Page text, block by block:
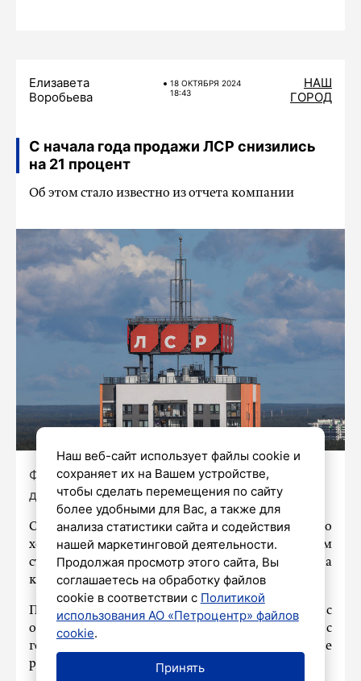
Елизавета
Воробьева
18 ОКТЯБРЯ 2024
18:43
НАШ
ГОРОД
С начала года продажи ЛСР снизились
на 21 процент
Об этом стало известно из отчета компании
Фото: Роман Пименов / «Петербургский
дневник»
С начала 2024 года продажи строительного
холдинга ЛСР снизились на 21 процент. Об этом
стало известно из финансового отчета
компании.
Падение роста доходов может быть связано с
окончанием льготной программы с
госсподдержкой по ипотеке в июле, а также
ростом первоначального взноса.
Наш веб-сайт использует файлы cookie и
сохраняет их на Вашем устройстве,
чтобы сделать перемещения по сайту
более удобными для Вас, а также для
анализа статистики сайта и содействия
нашей маркетинговой деятельности.
Продолжая просмотр этого сайта, Вы
соглашаетесь на обработку файлов
cookie в соответствии с Политикой
использования АО «Петроцентр» файлов
cookie.
Принять